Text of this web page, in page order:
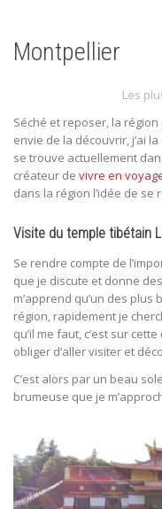
Montpellier
Les
Séché et reposer, la
envie de la découvrir, j’ai
se trouve actuellement
créateur de vivre en
dans la région l’idée de
Visite du temple tibétain
Se rendre compte de
que je discute et donne
m’apprend qu’un des
région, rapidement je
qu’il me faut, c’est sur
obliger d’aller visiter et
C’est alors par un beau
brumeuse que je